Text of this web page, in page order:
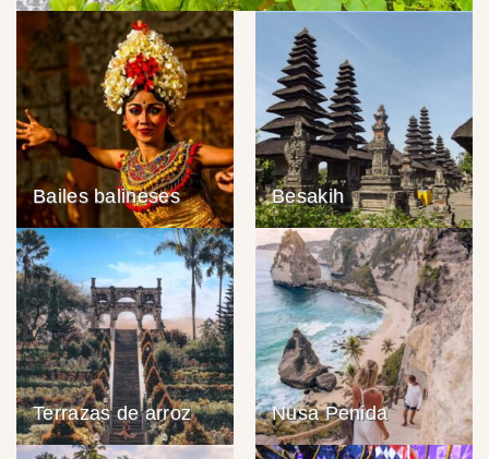
Bailes balineses Besakih
Terrazas de arroz Nusa Penida